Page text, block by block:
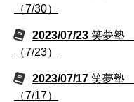
（7/30）
2023/07/23 笑夢塾
（7/23）
2023/07/17 笑夢塾
（7/17）